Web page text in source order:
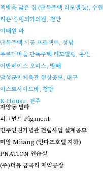
책방을 닮은 집 (단독주택 리모델링), 수원
리튼 정형외과의원, 천안
이태원 바
단독주택 시공 프로젝트, 성남
푸르메마을 단독주택 리모델링, 용인
어반베이스 오피스, 방배
달성군민체육관 현상공모, 대구
이스트사이드바, 청담
K-House, 전주
자양동 빌라
피그먼트 Pigment
민주인권기념관 건립사업 설계공모
미앙 Miiang (안다즈호텔 지하)
PNATION 연습실
(주)더유 금곡리 제약공장